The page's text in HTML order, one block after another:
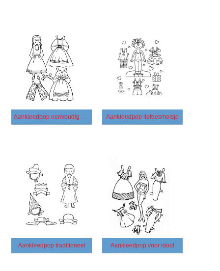
Aankleedpop eenvoudig meisje Aankleedpop liefdesmeisje
Aankleedpop traditioneel Aankleedpop voor idool